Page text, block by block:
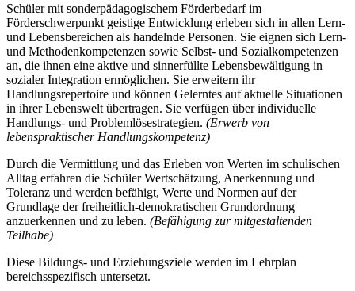
Schüler mit sonderpädagogischem Förderbedarf im
Förderschwerpunkt geistige Entwicklung erleben sich in allen Lern-
und Lebensbereichen als handelnde Personen. Sie eignen sich Lern-
und Methodenkompetenzen sowie Selbst- und Sozialkompetenzen
an, die ihnen eine aktive und sinnerfüllte Lebensbewältigung in
sozialer Integration ermöglichen. Sie erweitern ihr
Handlungsrepertoire und können Gelerntes auf aktuelle Situationen
in ihrer Lebenswelt übertragen. Sie verfügen über individuelle
Handlungs- und Problemlösestrategien. (Erwerb von
lebenspraktischer Handlungskompetenz)
Durch die Vermittlung und das Erleben von Werten im schulischen
Alltag erfahren die Schüler Wertschätzung, Anerkennung und
Toleranz und werden befähigt, Werte und Normen auf der
Grundlage der freiheitlich-demokratischen Grundordnung
anzuerkennen und zu leben. (Befähigung zur mitgestaltenden
Teilhabe)
Diese Bildungs- und Erziehungsziele werden im Lehrplan
bereichsspezifisch untersetzt.